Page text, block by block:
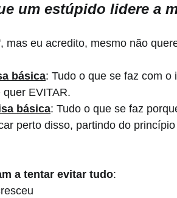
um estúpido lidere a
mas eu acredito, mesmo não
básica: Tudo o que se faz com o
EVITAR.
básica: Tudo o que se faz
perto disso, partindo do
a tentar evitar tudo: